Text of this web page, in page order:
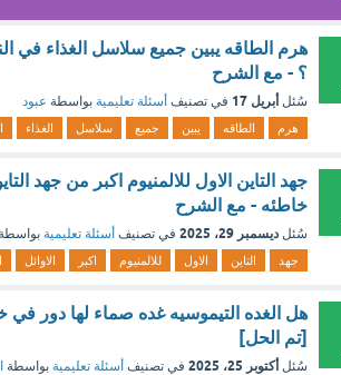
هرم الطاقه يبين جميع سلاسل الغذاء في
؟ - مع الشرح
سُئل أبريل 17 في تصنيف أسئلة تعليمية بواسطة عبود
هرم الطاقه يبين جميع سلاسل الغذاء
جهد التاين الاول للالمنيوم اكبر من جهد
خاطئه - مع الشرح
سُئل ديسمبر 29، 2025 في تصنيف أسئلة تعليمية بواسطة
جهد التاين الاول للالمنيوم اكبر الاوائل
هل الغده التيموسيه غده صماء لها دور
[تم الحل]
سُئل أكتوبر 25، 2025 في تصنيف أسئلة تعليمية بواسطة